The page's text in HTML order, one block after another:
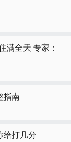
满全天 专家：
指南
给打几分